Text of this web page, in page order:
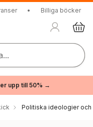
• Billiga böcker
upp till 50% →
Politiska ideologier och